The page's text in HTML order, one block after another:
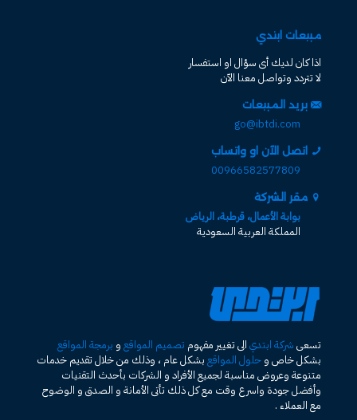
مبيعات ابتدي
اذا كان لديك أى سؤال او استفسار
لا تتردد وتواصل معنا الآن
بريد المبيعات
go@ibtdi.com
اتصل الآن او واتساب
00966582577809
مقر الشركة
بوابة الأعمال، قرطبة، الرياض
المملكة العربية السعودية
تسعى شركة ابتدي الى تغيير مفهوم تصميم المواقع و برمجة المواقع
بشكل خاص و حلول المواقع بشكل عام ، وذلك من خلال تقديم خدمات
متنوعة وعروض مناسبة لجميع الأفراد و الشركات بأحدث التقنيات
وأفضل جودة واسرع وقت مع كل ذلك تأتى الأمانة و الصدق و الوضوح
مع العملاء .